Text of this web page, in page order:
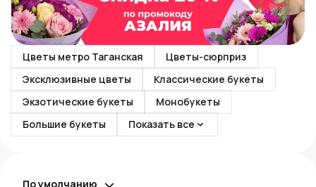
Цветы метро Таганская
Цветы-сюрприз
Эксклюзивные цветы
Классические букеты
Экзотические букеты
Монобукеты
Большие букеты
Показать все
По умолчанию